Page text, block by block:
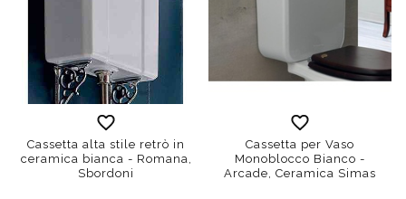
Cassetta alta stile retrò in
ceramica bianca - Romana,
Sbordoni
Cassetta per Vaso
Monoblocco Bianco -
Arcade, Ceramica Simas